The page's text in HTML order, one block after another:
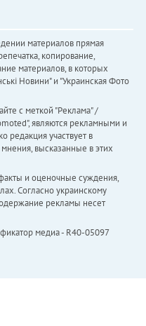
материалов прямая
копирование,
материалов, в которых
Новини" и "Украинская Фото
с меткой "Реклама" /
являются рекламными и
редакция участвует в
мнения, высказанные в этих
и оценочные суждения,
Согласно украинскому
рекламы несет
медиа - R40-05097